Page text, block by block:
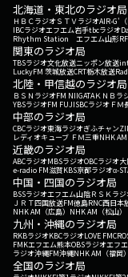
北海道・東北のラジオ局
ＨＢＣラジオＳＴＶラジオAIR-G'（
IBCラジオエフエム岩手tbcラジオ
Rhythm Station エフエム山形
関東のラジオ局
TBSラジオ文化放送ニッポン放送
LuckyFM 茨城放送CRT栃木放送
北陸・甲信越のラジオ局
ＢＳＮラジオFM NIIGATAＫＮＢラ
YBSラジオFM FUJISBCラジオ ＦＭ
中部のラジオ局
CBCラジオ東海ラジオぎふチャン
レディオキューブ ＦＭ三重NHK AM
近畿のラジオ局
ABCラジオMBSラジオOBCラジオ
e-radio FM滋賀KBS京都ラジオα-
中国・四国のラジオ局
BSSラジオエフエム山陰ＲＳＫラ
ＪＲＴ四国放送FM徳島RNC西日本
NHK AM（広島） NHK AM（松山）
九州・沖縄のラジオ局
RKBラジオKBCラジオLOVE FM
FMKエフエム熊本OBSラジオエフ
ラジオ沖縄FM沖縄NHK AM（福岡）
全国のラジオ局